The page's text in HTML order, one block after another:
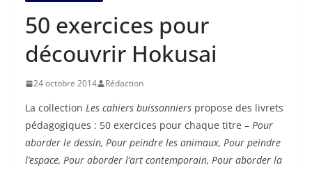
50 exercices pour
découvrir Hokusai
24 octobre 2014 Rédaction
La collection Les cahiers buissonniers propose des livrets
pédagogiques : 50 exercices pour chaque titre – Pour
aborder le dessin, Pour peindre les animaux, Pour peindre
l’espace, Pour aborder l’art contemporain, Pour aborder la